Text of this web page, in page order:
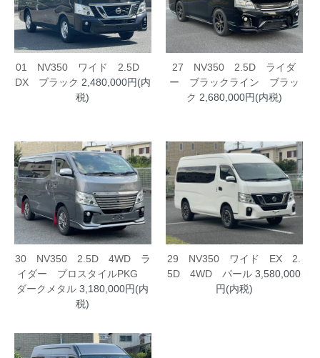
01 NV350 ワイド 2.5D
DX ブラック 2,480,000円(内
税)
27 NV350 2.5D ライダ
ー ブラックライン ブラッ
ク 2,680,000円(内税)
30 NV350 2.5D 4WD ラ
イダー プロスタイルPKG
ダークメタル 3,180,000円(内
税)
29 NV350 ワイド EX 2.
5D 4WD パール 3,580,000
円(内税)